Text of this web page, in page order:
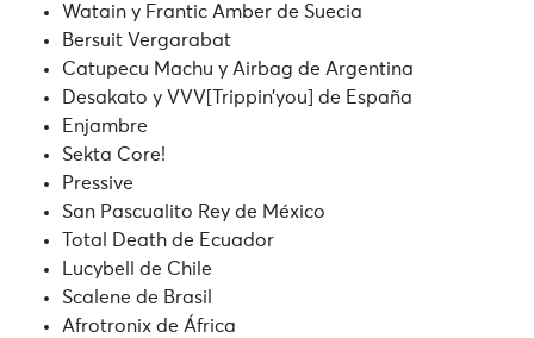
Watain y Frantic Amber de Suecia
Bersuit Vergarabat
Catupecu Machu y Airbag de Argentina
Desakato y VVV[Trippin’you] de España
Enjambre
Sekta Core!
Pressive
San Pascualito Rey de México
Total Death de Ecuador
Lucybell de Chile
Scalene de Brasil
Afrotronix de África